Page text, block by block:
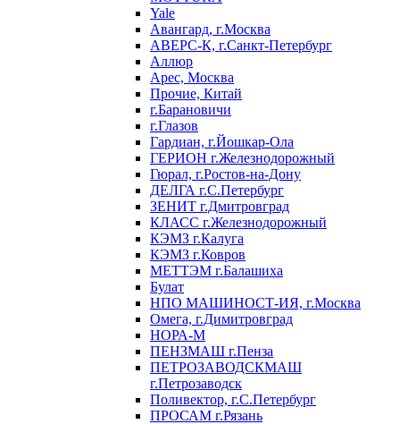
Yale
Авангард, г.Москва
АВЕРС-К, г.Санкт-Петербург
Аллюр
Арес, Москва
Прочие, Китай
г.Барановичи
г.Глазов
Гардиан, г.Йошкар-Ола
ГЕРИОН г.Железнодорожный
Гюрал, г.Ростов-на-Дону
ДЕЛГА г.С.Петербург
ЗЕНИТ г.Дмитровград
КЛАСС г.Железнодорожный
КЭМЗ г.Калуга
КЭМЗ г.Ковров
МЕТТЭМ г.Балашиха
Булат
НПО МАШИНОСТ-ИЯ, г.Москва
Омега, г.Димитровград
НОРА-М
ПЕНЗМАШ г.Пенза
ПЕТРОЗАВОДСКМАШ
г.Петрозаводск
Поливектор, г.С.Петербург
ПРОСАМ г.Рязань